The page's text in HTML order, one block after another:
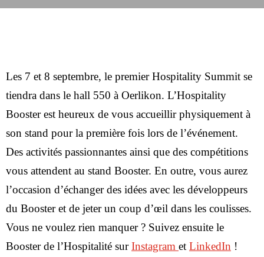
Les 7 et 8 septembre, le premier Hospitality Summit se
tiendra dans le hall 550 à Oerlikon. L’Hospitality
Booster est heureux de vous accueillir physiquement à
son stand pour la première fois lors de l’événement.
Des activités passionnantes ainsi que des compétitions
vous attendent au stand Booster. En outre, vous aurez
l’occasion d’échanger des idées avec les développeurs
du Booster et de jeter un coup d’œil dans les coulisses.
Vous ne voulez rien manquer ? Suivez ensuite le
Booster de l’Hospitalité surInstagram et LinkedIn !